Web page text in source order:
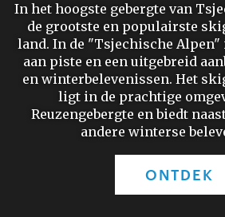
In het hoogste gebergte van
de grootste en populairste
land. In de "Tsjechische Alpen"
aan piste en een uitgebreid
en winterbelevenissen. Het
ligt in de prachtige
Reuzengebergte en biedt
andere winterse
ONTDEK